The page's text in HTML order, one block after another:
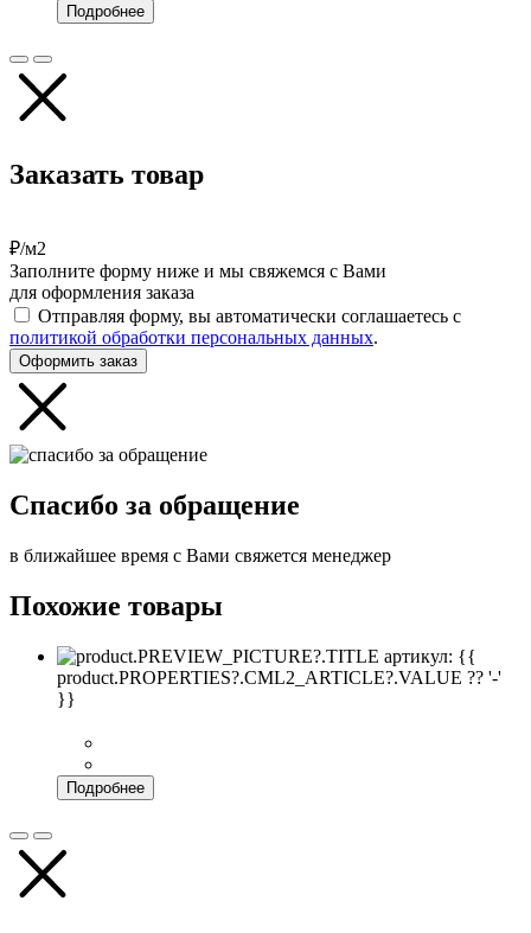
Подробнее
Заказать товар
₽/м2
Заполните форму ниже и мы свяжемся с Вами
для оформления заказа
Отправляя форму, вы автоматически соглашаетесь с
политикой обработки персональных данных.
Оформить заказ
Спасибо за обращение
в ближайшее время с Вами свяжется менеджер
Похожие товары
артикул: {{
product.PROPERTIES?.CML2_ARTICLE?.VALUE ?? '-'
}}
Подробнее